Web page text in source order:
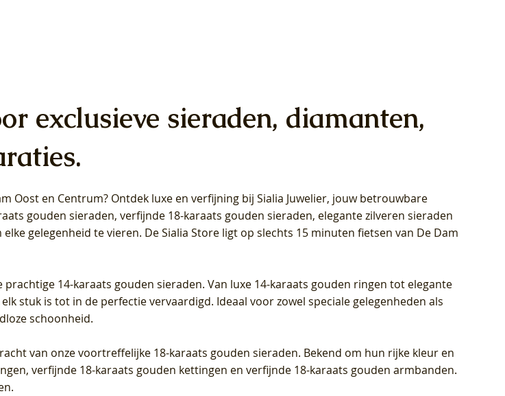
Lab
Blush Lab Diamonds Ring LG1028Y -
Geelgoud (14k) met Lab grown
Diamant
Blush Lab Diamonds Collier LG3014Y
- Geelgoud (14k) met Lab grown
Diamant
–
Blush Lab Diamonds Oorknoppen
LG7027Y - Geelgoud (14k) met Lab
grown Diamant
Blush Lab Diamonds Ring LG1029Y -
Geelgoud (14k) met Lab grown
Diamant
–
Blush Lab Diamonds Oorknoppen
LG7026Y - Geelgoud (14k) met Lab
grown Diamant
Blush Lab Diamonds Oorknoppen
LG7033Y – Geelgoud (14k) met Lab
grown Diamant
exclusieve sieraden, diamanten,
Oost en Centrum? Ontdek luxe en verfijning bij Sialia Juwelier, jouw betrouwbare
gouden sieraden, verfijnde 18-karaats gouden sieraden, elegante zilveren sieraden
gelegenheid te vieren. De Sialia Store ligt op slechts 15 minuten fietsen van De Dam
prachtige 14-karaats gouden sieraden. Van luxe 14-karaats gouden ringen tot elegante
stuk is tot in de perfectie vervaardigd. Ideaal voor zowel speciale gelegenheden als
schoonheid.
van onze voortreffelijke 18-karaats gouden sieraden. Bekend om hun rijke kleur en
verfijnde 18-karaats gouden kettingen en verfijnde 18-karaats gouden armbanden.